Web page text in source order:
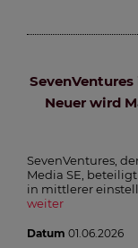
Neuer wird
SevenVentures,
Media SE,
in mittlerer
weiter
Datum 01.06.2026